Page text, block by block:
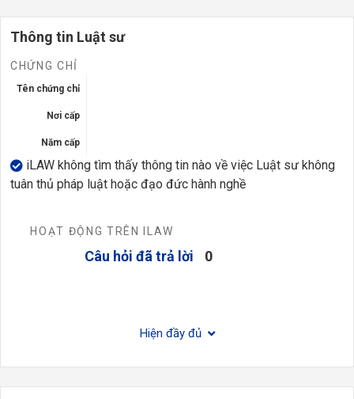
Thông tin Luật sư
CHỨNG CHỈ
Tên chứng chỉ
Nơi cấp
Năm cấp
iLAW không tìm thấy thông tin nào về việc Luật sư không
tuân thủ pháp luật hoặc đạo đức hành nghề
HOẠT ĐỘNG TRÊN ILAW
Câu hỏi đã trả lời 0
Hiện đầy đủ